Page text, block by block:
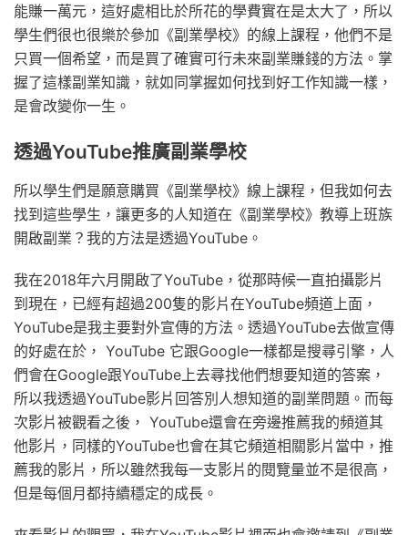
能賺一萬元，這好處相比於所花的學費實在是太大了，所以
學生們很也很樂於參加《副業學校》的線上課程，他們不是
只買一個希望，而是買了確實可行未來副業賺錢的方法。掌
握了這樣副業知識，就如同掌握如何找到好工作知識一樣，
是會改變你一生。
透過YouTube推廣副業學校
所以學生們是願意購買《副業學校》線上課程，但我如何去
找到這些學生，讓更多的人知道在《副業學校》教導上班族
開啟副業？我的方法是透過YouTube。
我在2018年六月開啟了YouTube，從那時候一直拍攝影片
到現在，已經有超過200隻的影片在YouTube頻道上面，
YouTube是我主要對外宣傳的方法。透過YouTube去做宣傳
的好處在於， YouTube 它跟Google一樣都是搜尋引擎，人
們會在Google跟YouTube上去尋找他們想要知道的答案，
所以我透過YouTube影片回答別人想知道的副業問題。而每
次影片被觀看之後， YouTube還會在旁邊推薦我的頻道其
他影片，同樣的YouTube也會在其它頻道相關影片當中，推
薦我的影片，所以雖然我每一支影片的閱覽量並不是很高，
但是每個月都持續穩定的成長。